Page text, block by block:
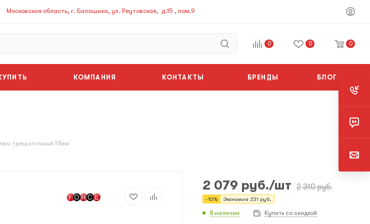
Московская область, г. Балашиха, ул. Реутовская, д.15 , пом.9
0 0 0
КОМПАНИЯ КОНТАКТЫ БРЕНДЫ БЛОГ
трещоточный 17мм
2 079 руб./шт 2 310руб.
-10% Экономия 231 руб.
В наличии Купить со скидкой